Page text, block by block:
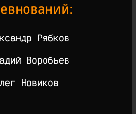
Рябков
Воробьев
Новиков